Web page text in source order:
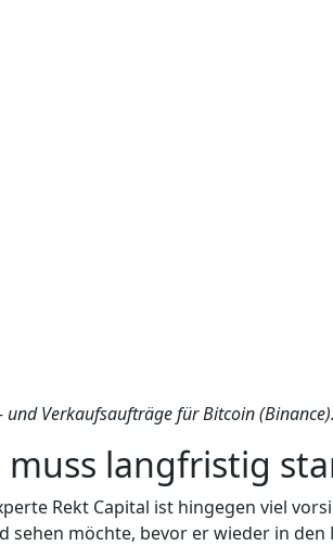
und Verkaufsaufträge für Bitcoin
muss langfristig
Rekt Capital ist hingegen viel
sehen möchte, bevor er wieder in